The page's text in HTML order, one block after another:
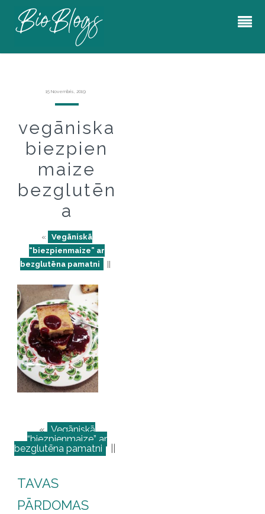
15 Novembris, 2019
vegāniska
biezpien
maize
bezglutēn
a
«
Vegāniskā
“biezpienmaize” ar
bezglutēna pamatni
« Vegāniskā
“biezpienmaize” ar
bezglutēna pamatni ||
TAVAS
PĀRDOMAS